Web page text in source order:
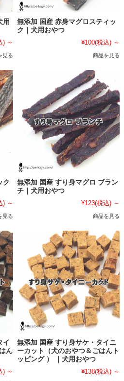
用
) ～
見る
無添加 国産 赤身マグロスティッ
ク｜犬用おやつ
¥100(税込) ～
商品を見る
ク
) ～
見る
無添加 国産 すり身マグロ ブラン
チ｜犬用おやつ
¥123(税込) ～
商品を見る
イ
ん
) ～
無添加 国産 すり身サケ・タイニ
ーカット（犬のおやつ＆ごはんト
ッピング ） ｜犬用おやつ
¥138(税込) ～